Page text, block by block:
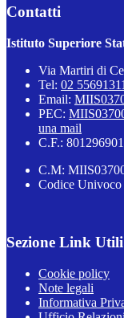
Contatti
Istituto Superiore
Via Martiri di
Tel: 02 55691311
Email:
PEC:
una mail
C.F.:
C.M:
Codice
Sezione Link Utili
Cookie policy
Note legali
Informativa